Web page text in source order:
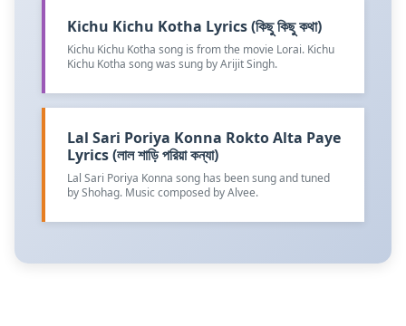
Kichu Kichu Kotha Lyrics (কিছু কিছু কথা)
Kichu Kichu Kotha song is from the movie Lorai. Kichu
Kichu Kotha song was sung by Arijit Singh.
Lal Sari Poriya Konna Rokto Alta Paye
Lyrics (লাল শাড়ি পরিয়া কন্যা)
Lal Sari Poriya Konna song has been sung and tuned
by Shohag. Music composed by Alvee.